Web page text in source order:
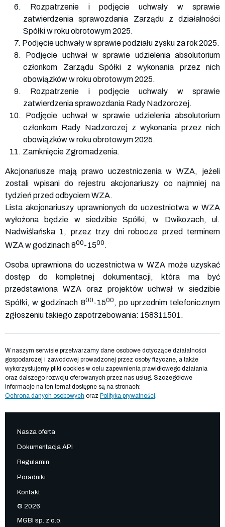
6. Rozpatrzenie i podjęcie uchwały w sprawie
zatwierdzenia sprawozdania Zarządu z działalności
Spółki w roku obrotowym 2025.
7. Podjęcie uchwały w sprawie podziału zysku za rok 2025.
8. Podjęcie uchwał w sprawie udzielenia absolutorium
członkom Zarządu Spółki z wykonania przez nich
obowiązków w roku obrotowym 2025.
9. Rozpatrzenie i podjęcie uchwały w sprawie
zatwierdzenia sprawozdania Rady Nadzorczej.
10. Podjęcie uchwał w sprawie udzielenia absolutorium
członkom Rady Nadzorczej z wykonania przez nich
obowiązków w roku obrotowym 2025.
11. Zamknięcie Zgromadzenia.
Akcjonariusze mają prawo uczestniczenia w WZA, jeżeli
zostali wpisani do rejestru akcjonariuszy co najmniej na
tydzień przed odbyciem WZA.
Lista akcjonariuszy uprawnionych do uczestnictwa w WZA
wyłożona będzie w siedzibie Spółki, w Dwikozach, ul.
Nadwiślańska 1, przez trzy dni robocze przed terminem
WZA w godzinach 800-1500.
Osoba uprawniona do uczestnictwa w WZA może uzyskać
dostęp do kompletnej dokumentacji, która ma być
przedstawiona WZA oraz projektów uchwał w siedzibie
Spółki, w godzinach 800-1500, po uprzednim telefonicznym
zgłoszeniu takiego zapotrzebowania: 158311501.
W naszym serwisie przetwarzamy dane osobowe dotyczące działalności
gospodarczej i zawodowej prowadzonej przez osoby fizyczne, a także
wykorzystujemy pliki cookies w celu zapewnienia prawidłowego działania
oraz dalszego rozwoju oferowanych przez nas usług. Szczegółowe
informacje na ten temat dostępne są na stronach:
Ochrona danych osobowych oraz Polityka prywatności
Nasza oferta
Dokumentacja API
Regulamin
Poradniki
Kontakt
© 2026
MGBI sp. z o.o.